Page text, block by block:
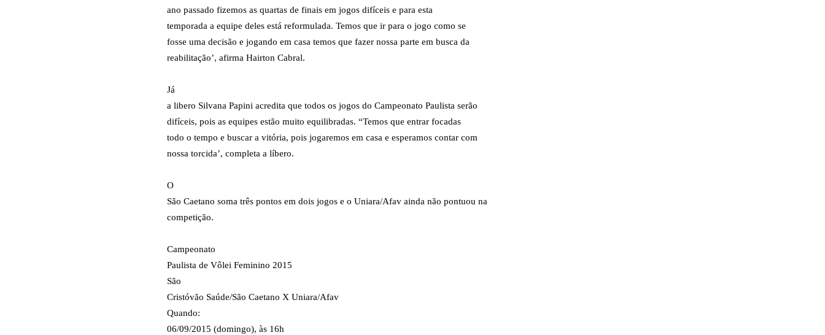
ano passado fizemos as quartas de finais em jogos difíceis e para esta
temporada a equipe deles está reformulada. Temos que ir para o jogo como se
fosse uma decisão e jogando em casa temos que fazer nossa parte em busca da
reabilitação’, afirma Hairton Cabral.
Já
a libero Silvana Papini acredita que todos os jogos do Campeonato Paulista serão
difíceis, pois as equipes estão muito equilibradas. “Temos que entrar focadas
todo o tempo e buscar a vitória, pois jogaremos em casa e esperamos contar com
nossa torcida’, completa a líbero.
O
São Caetano soma três pontos em dois jogos e o Uniara/Afav ainda não pontuou na
competição.
Campeonato
Paulista de Vôlei Feminino 2015
São
Cristóvão Saúde/São Caetano X Uniara/Afav
Quando:
06/09/2015 (domingo), às 16h